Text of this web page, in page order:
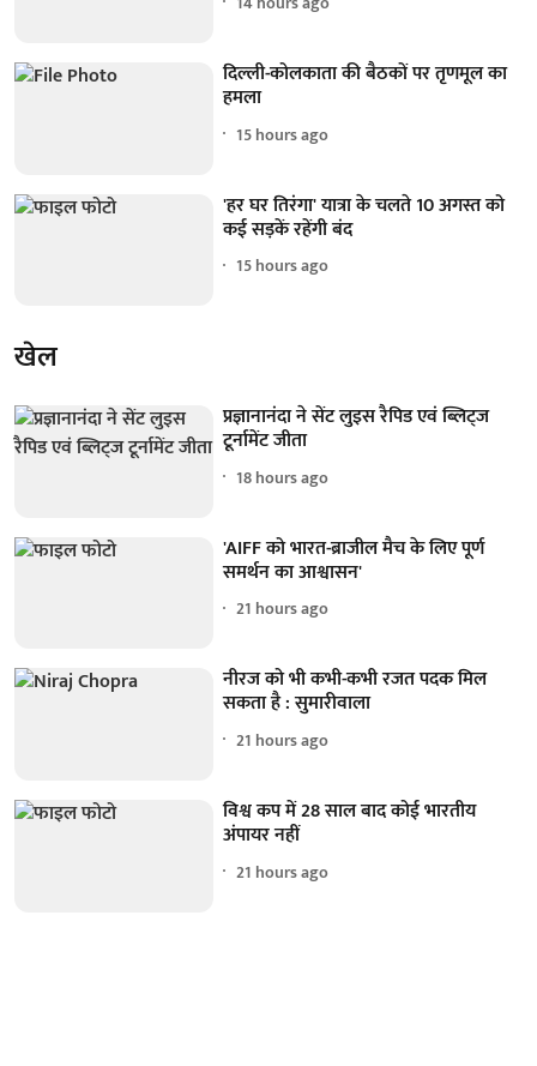
दिल्ली-कोलकाता की बैठकों पर तृणमूल का
हमला
15 hours ago
'हर घर तिरंगा' यात्रा के चलते 10 अगस्त को
कई सड़कें रहेंगी बंद
15 hours ago
खेल
प्रज्ञानानंदा ने सेंट लुइस रैपिड एवं ब्लिट्ज
टूर्नामेंट जीता
18 hours ago
'AIFF को भारत-ब्राजील मैच के लिए पूर्ण
समर्थन का आश्वासन'
21 hours ago
नीरज को भी कभी-कभी रजत पदक मिल
सकता है : सुमारीवाला
21 hours ago
विश्व कप में 28 साल बाद कोई भारतीय
अंपायर नहीं
21 hours ago